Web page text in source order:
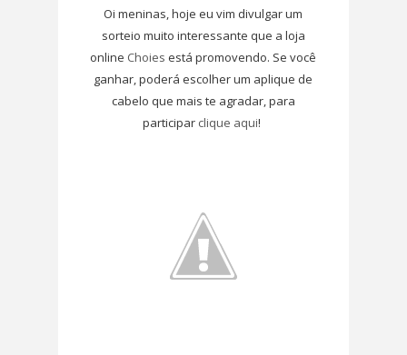
Oi meninas, hoje eu vim divulgar um
sorteio muito interessante que a loja
online Choies está promovendo. Se você
ganhar, poderá escolher um aplique de
cabelo que mais te agradar, para
participar clique aqui!